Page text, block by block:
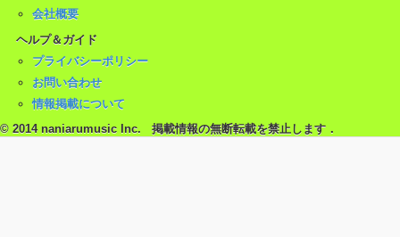
会社概要
ヘルプ＆ガイド
プライバシーポリシー
お問い合わせ
情報掲載について
© 2014 naniarumusic Inc. 掲載情報の無断転載を禁止します．